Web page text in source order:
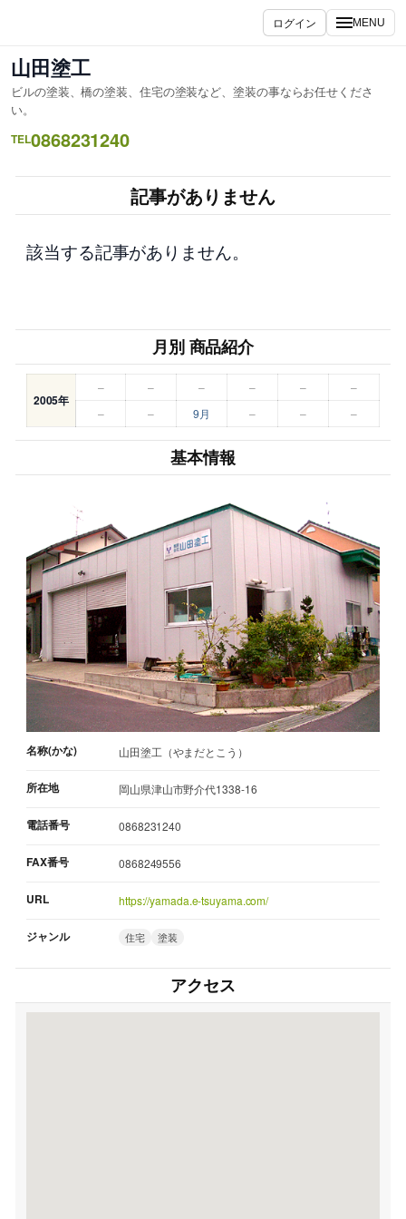
ス
キ
ッ
プ
ログイン MENU
山田塗工
ビルの塗装、橋の塗装、住宅の塗装など、塗装の事ならお任せくださ
い。
TEL0868231240
記事がありません
該当する記事がありません。
月別 商品紹介
2005年
– – – – –
–
–
– 9月 – – –
基本情報
名称(かな) 山田塗工（やまだとこう）
所在地 岡山県津山市野介代1338-16
電話番号 0868231240
FAX番号 0868249556
URL https://yamada.e-tsuyama.com/
ジャンル 住宅 塗装
アクセス